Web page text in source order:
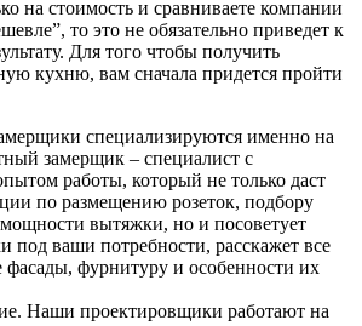
на стоимость и сравниваете компании
то это не обязательно приведет к
Для того чтобы получить
кухню, вам сначала придется пройти
специализируются именно на
замерщик – специалист с
работы, который не только даст
по размещению розеток, подбору
вытяжки, но и посоветует
под ваши потребности, расскажет все
фасады, фурнитуру и особенности их
Наши проектировщики работают на